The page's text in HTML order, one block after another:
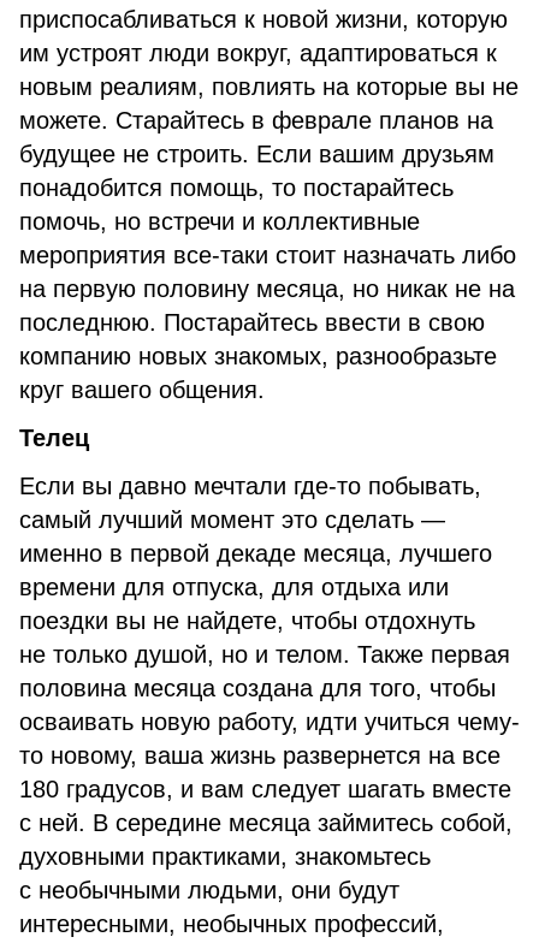
приспосабливаться к новой жизни, которую
им устроят люди вокруг, адаптироваться к
новым реалиям, повлиять на которые вы не
можете. Старайтесь в феврале планов на
будущее не строить. Если вашим друзьям
понадобится помощь, то постарайтесь
помочь, но встречи и коллективные
мероприятия все-таки стоит назначать либо
на первую половину месяца, но никак не на
последнюю. Постарайтесь ввести в свою
компанию новых знакомых, разнообразьте
круг вашего общения.
Телец
Если вы давно мечтали где-то побывать,
самый лучший момент это сделать —
именно в первой декаде месяца, лучшего
времени для отпуска, для отдыха или
поездки вы не найдете, чтобы отдохнуть
не только душой, но и телом. Также первая
половина месяца создана для того, чтобы
осваивать новую работу, идти учиться чему-
то новому, ваша жизнь развернется на все
180 градусов, и вам следует шагать вместе
с ней. В середине месяца займитесь собой,
духовными практиками, знакомьтесь
с необычными людьми, они будут
интересными, необычных профессий,